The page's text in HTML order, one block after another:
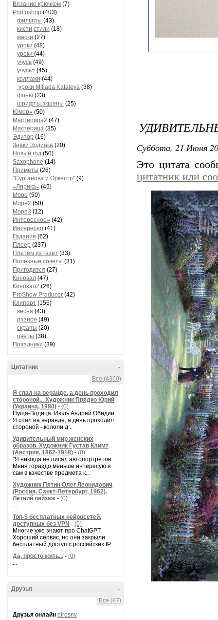
Вязание крючком (7)
Photoshop (403)
фильтры (43)
кисти,стили (18)
маски (27)
уроки (48)
уроки (44)
учусь (49)
учусь= (45)
коллажи (44)
уроки Millada Kataleya (38)
фоны (23)
шрифты,экшены (25)
Юмор= (50)
Мастерица2 (47)
Мастерица (35)
Эдитор (16)
Знаки Зодиака (20)
Новый год (50)
Saxophone (14)
Приметы (26)
"Сурганова и Оркестр" (9)
=Лирика= (45)
Море (50)
Море2 (50)
Море3 (12)
Интересное= (42)
Интересно (41)
Гадания (62)
Плеер (237)
Плетём из газет (33)
Полезные советы (31)
Пригодится (27)
Кинозал (47)
Кинозал2 (26)
ProShow Producer (42)
Клипарт (156)
весна (43)
разное (49)
скрапы (20)
цветы (38)
Праздники (39)
-
Цитатник
Все (4360)
Я спал на веранде, а день проходил
стороной... Художник Прядко Юрий
(Украина, 1980) - (0)
Пуща-Водица. Июль Андрей Обидин
Я спал на веранде, а день проходил
стороной - кололи д...
Удивительный мир женских
образов. Художник Густав Климт
(Австрия, 1862-1918) - (0)
"Я никогда не писал автопортретов.
Меня гораздо меньше интересую я
сам в качестве предмета к...
Художник Пятин Олег Леонидович
(Россия, Санкт-Петербург, 1962).
Летний пейзаж - (0)
...
Топ-5 бесплатных нейросетей,
доступных без VPN - (0)
Многие уже знают про ChatGPT.
Хороший сервис, но они закрыли
бесплатный доступ с российских IP....
Да, просто жить... - (0)
...
-
Друзья
Все (87)
Друзья онлайн efrosnv
Суббота, 21 Июня
Это цитата
цитатник или